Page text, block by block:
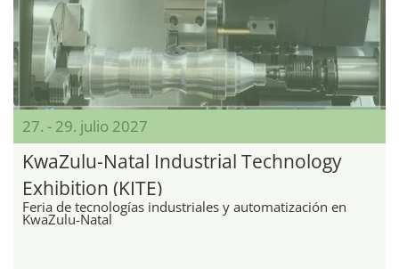
27. - 29. julio 2027
KwaZulu-Natal Industrial Technology
Exhibition (KITE)
Feria de tecnologías industriales y automatización en
KwaZulu-Natal